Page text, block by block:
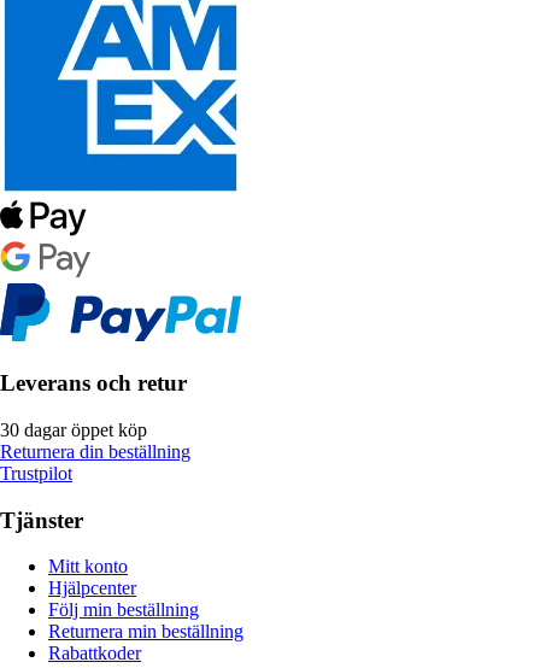
Leverans och retur
30 dagar öppet köp
Returnera din beställning
Trustpilot
Tjänster
Mitt konto
Hjälpcenter
Följ min beställning
Returnera min beställning
Rabattkoder